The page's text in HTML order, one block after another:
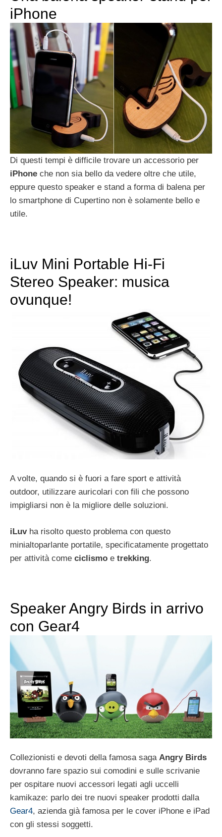
iPhone
Di questi tempi è difficile trovare un accessorio per
iPhone che non sia bello da vedere oltre che utile,
eppure questo speaker e stand a forma di balena per
lo smartphone di Cupertino non è solamente bello e
utile.
iLuv Mini Portable Hi-Fi
Stereo Speaker: musica
ovunque!
A volte, quando si è fuori a fare sport e attività
outdoor, utilizzare auricolari con fili che possono
impigliarsi non è la migliore delle soluzioni.
iLuvha risolto questo problema con questo
minialtoparlante portatile, specificatamente progettato
per attività come ciclismo e trekking.
Speaker Angry Birds in arrivo
con Gear4
Collezionisti e devoti della famosa saga Angry Birds
dovranno fare spazio sui comodini e sulle scrivanie
per ospitare nuovi accessori legati agli uccelli
kamikaze: parlo dei tre nuovi speaker prodotti dalla
Gear4, azienda già famosa per le cover iPhone e iPad
con gli stessi soggetti.